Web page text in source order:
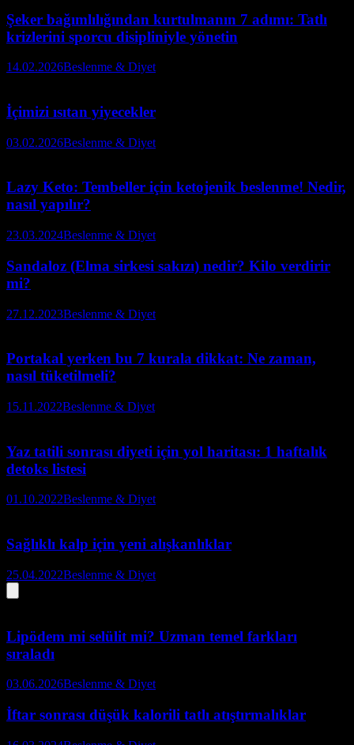
Şeker bağımlılığından kurtulmanın 7 adımı: Tatlı
krizlerini sporcu disipliniyle yönetin
14.02.2026Beslenme & Diyet
İçimizi ısıtan yiyecekler
03.02.2026Beslenme & Diyet
Lazy Keto: Tembeller için ketojenik beslenme! Nedir,
nasıl yapılır?
23.03.2024Beslenme & Diyet
Sandaloz (Elma sirkesi sakızı) nedir? Kilo verdirir
mi?
27.12.2023Beslenme & Diyet
Portakal yerken bu 7 kurala dikkat: Ne zaman,
nasıl tüketilmeli?
15.11.2022Beslenme & Diyet
Yaz tatili sonrası diyeti için yol haritası: 1 haftalık
detoks listesi
01.10.2022Beslenme & Diyet
Sağlıklı kalp için yeni alışkanlıklar
25.04.2022Beslenme & Diyet
Lipödem mi selülit mi? Uzman temel farkları
sıraladı
03.06.2026Beslenme & Diyet
İftar sonrası düşük kalorili tatlı atıştırmalıklar